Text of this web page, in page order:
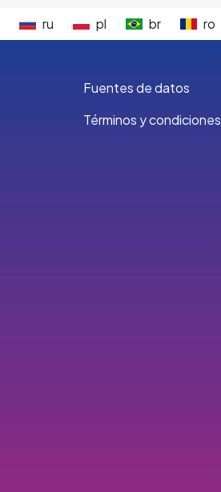
ru pl br ro
Fuentes de datos
Términos y condiciones